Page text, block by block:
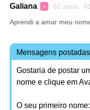
Galiana ♀ 62 anos
Aprendi a amar meu
Mensagens postadas
Gostaria de postar
nome e clique em
O seu primeiro nome: